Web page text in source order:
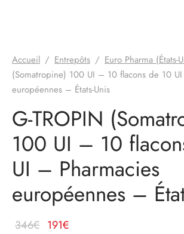
Accueil / Entrepôts / Euro Pharma (États-
(Somatropine) 100 UI – 10 flacons de 10
européennes – États-Unis
G-TROPIN
100 UI – 10
UI – Pharmacies
européennes –
346€ Le prix
191€